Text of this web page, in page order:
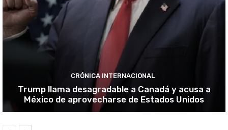
CRÓNICA INTERNACIONAL
Trump llama desagradable a Canadá y acusa a
México de aprovecharse de Estados Unidos